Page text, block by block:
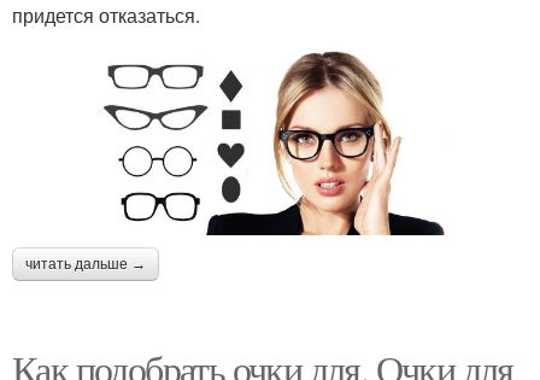
придется отказаться.
читать дальше →
Как подобрать очки для. Очки для